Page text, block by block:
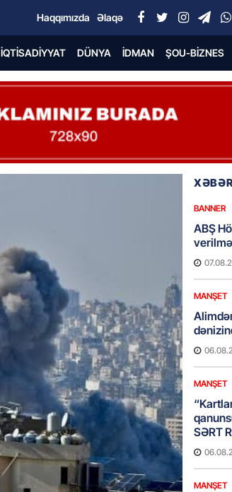
Haqqımızda Əlaqə
İQTISADIYYAT DÜNYA İDMAN ŞOU-BIZNES
BANNER
ABŞ
MANŞET
MANŞET
SƏRT
MANŞET